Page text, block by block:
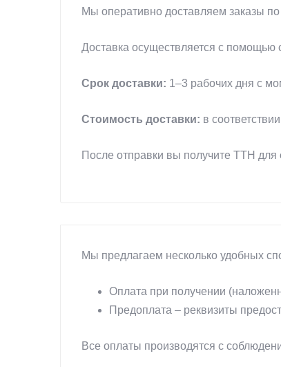
Мы оперативно доставляем заказы
Доставка осуществляется с помощью
Срок доставки: 1–3 рабочих дня с
Стоимость доставки: в
После отправки вы получите ТТН
Мы предлагаем несколько удобных
Оплата при получении
Предоплата – реквизиты
Все оплаты производятся с